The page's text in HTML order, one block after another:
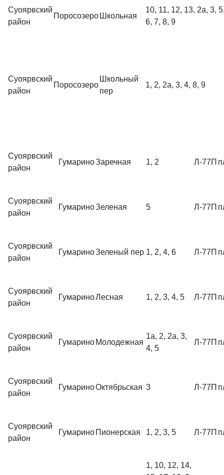
Суоярвский
район
Поросозеро Школьная
10, 11, 12, 13, 2а, 3,
6, 7, 8, 9
Суоярвский
район
Поросозеро
Школьный
пер
1, 2, 2а, 3, 4, 8, 9
Суоярвский
район
ГумариноЗаречная 1, 2 Л-77П
Суоярвский
район
ГумариноЗеленая 5 Л-77П
Суоярвский
район
ГумариноЗеленый пер 1, 2, 4, 6 Л-77П
Суоярвский
район
ГумариноЛесная 1, 2, 3, 4, 5 Л-77П
Суоярвский
район
Гумарино Молодежная
1а, 2, 2а, 3,
4, 5
Л-77П
Суоярвский
район
ГумариноОктябрьская 3 Л-77П
Суоярвский
район
Гумарино Пионерская 1, 2, 3, 5 Л-77П
1, 10, 12, 14,